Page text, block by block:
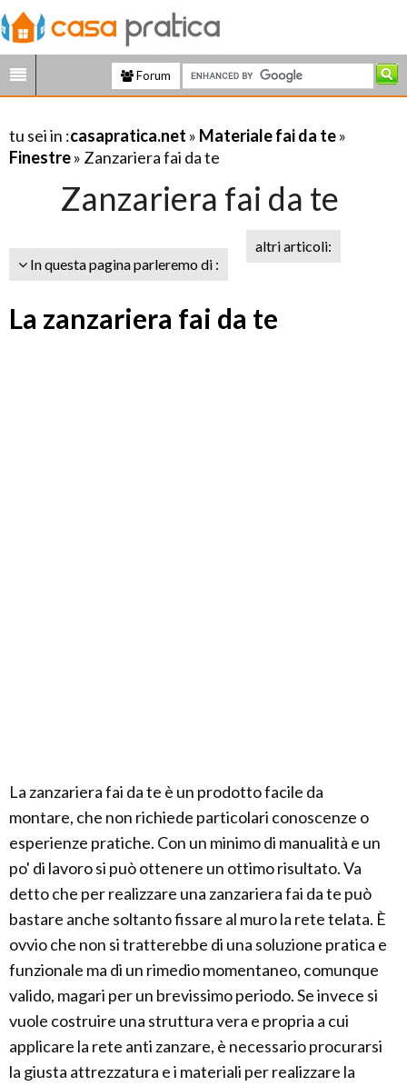
Forum
tu sei in :casapratica.net » Materiale fai da te»
Finestre» Zanzariera fai da te
Zanzariera fai da te
In questa pagina parleremo di :
altri articoli:
La zanzariera fai da te
La zanzariera fai da te è un prodotto facile da
montare, che non richiede particolari conoscenze o
esperienze pratiche. Con un minimo di manualità e un
po' di lavoro si può ottenere un ottimo risultato. Va
detto che per realizzare una zanzariera fai da te può
bastare anche soltanto fissare al muro la rete telata. È
ovvio che non si tratterebbe di una soluzione pratica e
funzionale ma di un rimedio momentaneo, comunque
valido, magari per un brevissimo periodo. Se invece si
vuole costruire una struttura vera e propria a cui
applicare la rete anti zanzare, è necessario procurarsi
la giusta attrezzatura e i materiali per realizzare la